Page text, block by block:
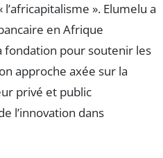
». Elumelu a
en Afrique
fondation pour soutenir les
approche axée sur la
privé et public
l’innovation dans